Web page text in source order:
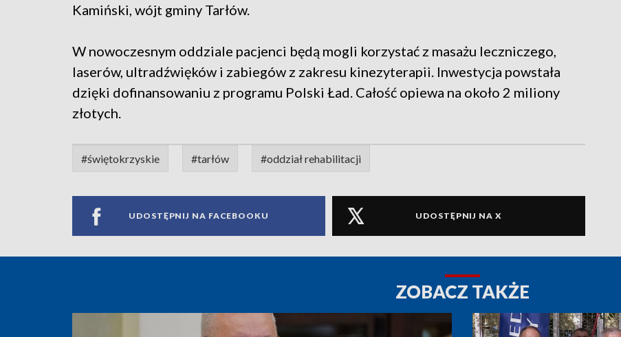
Kamiński, wójt gminy Tarłów.
W nowoczesnym oddziale pacjenci będą mogli korzystać z masażu leczniczego,
laserów, ultradźwięków i zabiegów z zakresu kinezyterapii. Inwestycja powstała
dzięki dofinansowaniu z programu Polski Ład. Całość opiewa na około 2 miliony
złotych.
#świętokrzyskie #tarłów #oddział rehabilitacji
UDOSTĘPNIJ NA FACEBOOKU UDOSTĘPNIJ NA X
ZOBACZ TAKŻE